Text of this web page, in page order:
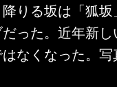
りる坂は「狐
った。近年新
なくなった。